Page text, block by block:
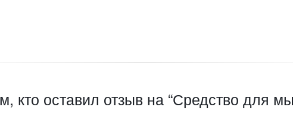
кто оставил отзыв на “Средство для